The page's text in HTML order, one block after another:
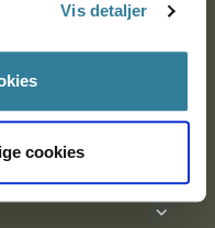
Vis detaljer
cookies